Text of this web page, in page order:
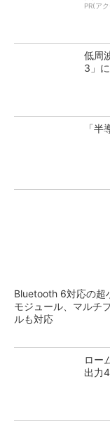
PR(ア
低周
3」
「
Bluetooth 6対応の超
モジュール、マルチ
ルも対応
ロー
出力